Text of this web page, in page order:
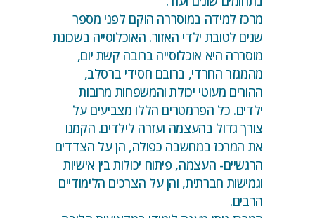
מרכז למידה במוסררה הוקם לפני מספר
שנים לטובת ילדי האזור. האוכלוסייה בשכונת
מוסררה היא אוכלוסייה ברובה קשת יום,
מהמגזר החרדי, ברובם חסידי ברסלב,
ההורים מעוטי יכולת והמשפחות מרובות
ילדים. כל הפרמטרים הללו מצביעים על
צורך גדול בהעצמה ועזרה לילדים. הקמנו
את המרכז במחשבה כפולה, הן על הצדדים
הרגשיים- העצמה, פיתוח יכולות בין אישיות
וגמישות חברתית, והן על הצרכים הלימודיים
הרבים.